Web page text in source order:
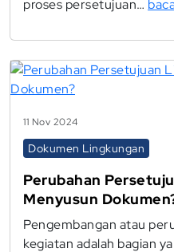
proses persetujuan…
11 Nov 2024
Dokumen Lingkungan
Perubahan
Menyusun
Pengembangan atau
kegiatan adalah bagian